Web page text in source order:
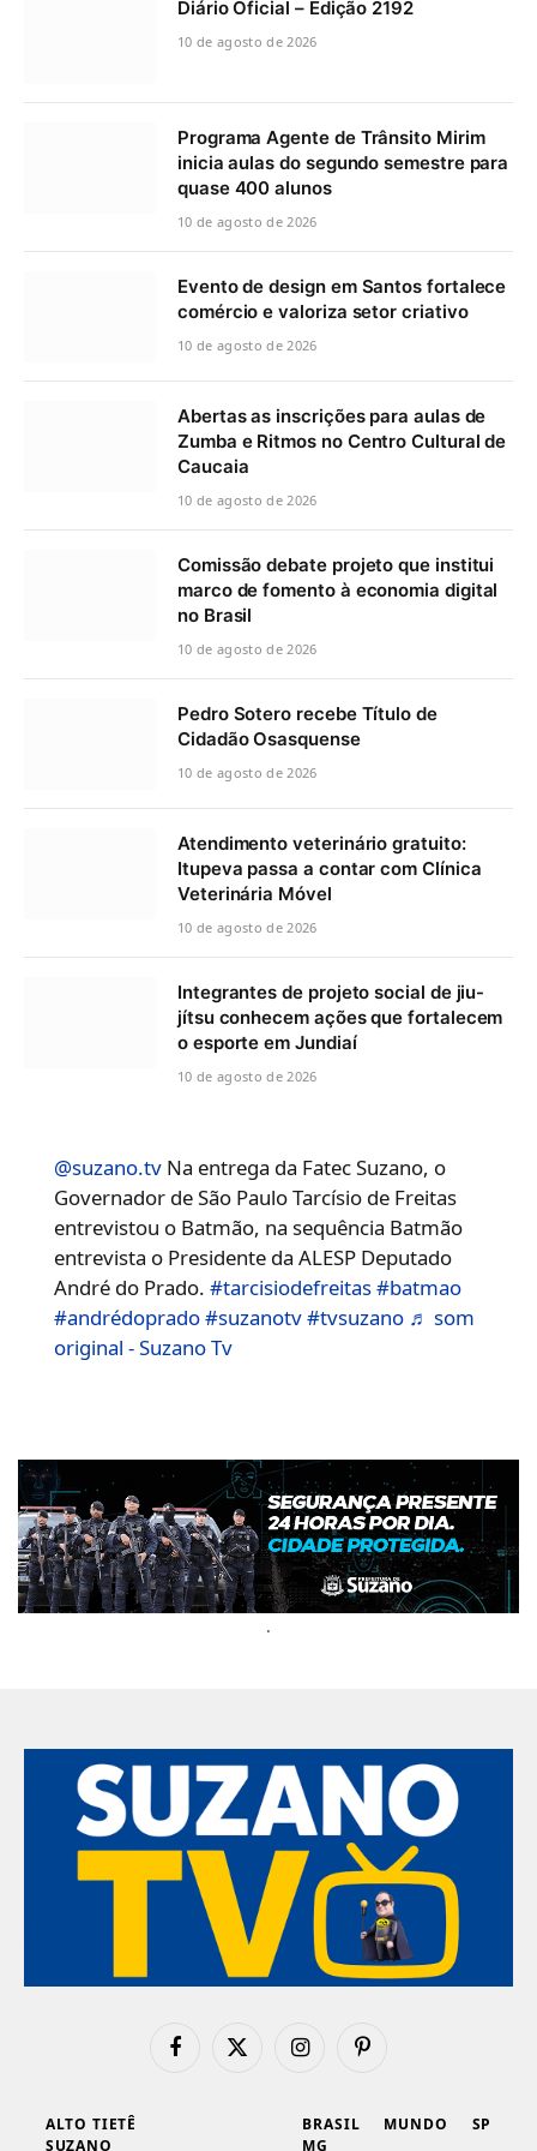
Diário Oficial – Edição 2192
10 de agosto de 2026
Programa Agente de Trânsito Mirim
inicia aulas do segundo semestre para
quase 400 alunos
10 de agosto de 2026
Evento de design em Santos fortalece
comércio e valoriza setor criativo
10 de agosto de 2026
Abertas as inscrições para aulas de
Zumba e Ritmos no Centro Cultural de
Caucaia
10 de agosto de 2026
Comissão debate projeto que institui
marco de fomento à economia digital
no Brasil
10 de agosto de 2026
Pedro Sotero recebe Título de
Cidadão Osasquense
10 de agosto de 2026
Atendimento veterinário gratuito:
Itupeva passa a contar com Clínica
Veterinária Móvel
10 de agosto de 2026
Integrantes de projeto social de jiu-
jítsu conhecem ações que fortalecem
o esporte em Jundiaí
10 de agosto de 2026
@suzano.tv Na entrega da Fatec Suzano, o
Governador de São Paulo Tarcísio de Freitas
entrevistou o Batmão, na sequência Batmão
entrevista o Presidente da ALESP Deputado
André do Prado.#tarcisiodefreitas#batmao
#andrédoprado#suzanotv#tvsuzano ♬ som
original - Suzano Tv
.
FacebookX
InstagramPinterest
ALTO TIETÊ
SUZANO
BRASIL
MG
MUNDO SP